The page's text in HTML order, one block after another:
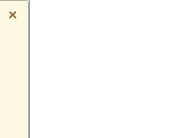
×